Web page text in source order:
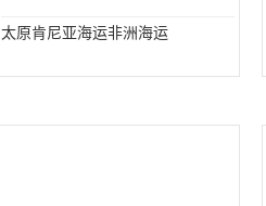
太原肯尼亚海运非洲海运